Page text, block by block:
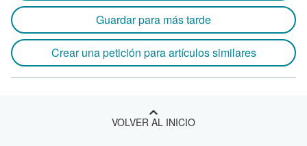
Guardar para más tarde
Crear una petición para artículos similares
VOLVER AL INICIO